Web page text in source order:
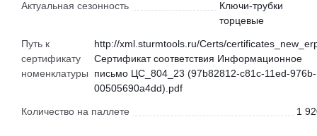
Актуальная сезонность
Ключи-трубки
торцевые
Путь к
сертификату
номенклатуры
http://xml.sturmtools.ru/Certs/
Сертификат соответствия Информационное
письмо ЦС_804_23 (97b82812-c81c-11ed-976b-
00505690a4dd).pdf
Количество на паллете 1